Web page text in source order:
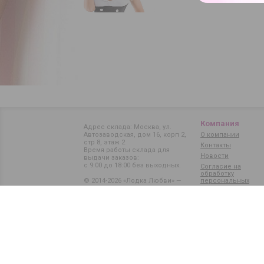
Адрес склада: Москва, ул.
Автозаводская, дом 16, корп 2,
стр 8, этаж 2
Время работы склада для
выдачи заказов:
с 9:00 до 18:00 без выходных.
© 2014-2026 «Лодка Любви» —
магазин интимных товаров
Компания
О компании
Контакты
Новости
Согласие на
обработку
персональных
данных